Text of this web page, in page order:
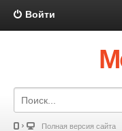
Войти
Полная версия сайта